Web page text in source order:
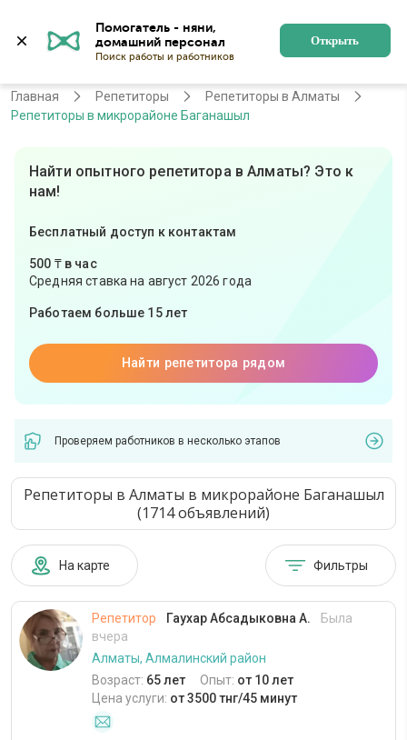
Помогатель - няни,
Поиск работы и работников
Открыть
Алматы Регистрация
Главная Репетиторы
Репетиторы в Алматы
Репетиторы в микрорайоне Баганашыл
Найти опытного репетитора в Алматы? Это к
нам!
Бесплатный доступ к контактам
500 ₸ в час
Средняя ставка на август 2026 года
Работаем больше 15 лет
Найти репетитора рядом
Проверяем работников в несколько этапов
Репетиторы в Алматы в микрорайоне Баганашыл
(1714 объявлений)
На карте Фильтры
Репетитор Гаухар Абсадыковна А.
Была
вчера
Алматы, Алмалинский район
Возраст: 65 лет Опыт: от 10 лет
Цена услуги: от 3500 тнг/45 минут